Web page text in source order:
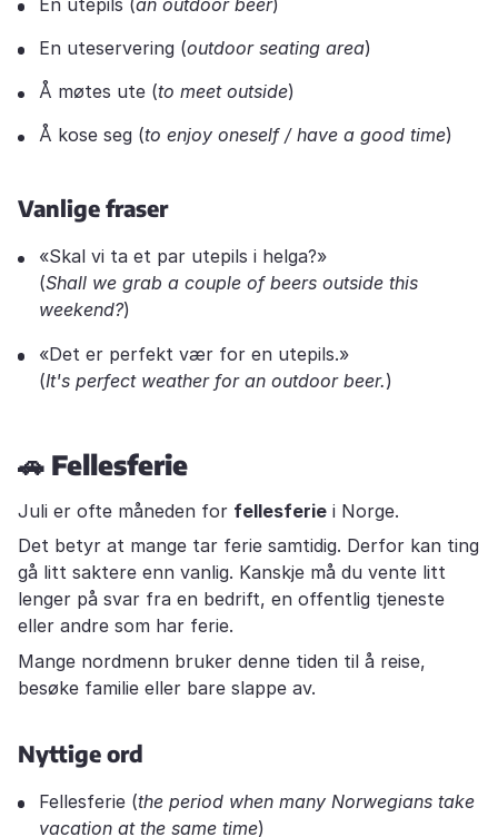
En uteservering (outdoor seating area)
Å møtes ute (to meet outside)
Å kose seg (to enjoy oneself / have a good time)
Vanlige fraser
«Skal vi ta et par utepils i helga?»
(Shall we grab a couple of beers outside this
weekend?)
«Det er perfekt vær for en utepils.»
(It's perfect weather for an outdoor beer.)
🚗 Fellesferie
Juli er ofte måneden for fellesferie i Norge.
Det betyr at mange tar ferie samtidig. Derfor kan ting
gå litt saktere enn vanlig. Kanskje må du vente litt
lenger på svar fra en bedrift, en offentlig tjeneste
eller andre som har ferie.
Mange nordmenn bruker denne tiden til å reise,
besøke familie eller bare slappe av.
Nyttige ord
Fellesferie (the period when many Norwegians take
vacation at the same time)